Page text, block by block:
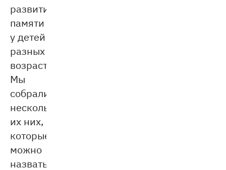
развития
памяти
у детей
разных
возрастов.
Мы
собрали
несколько
их них,
которые
можно
назвать